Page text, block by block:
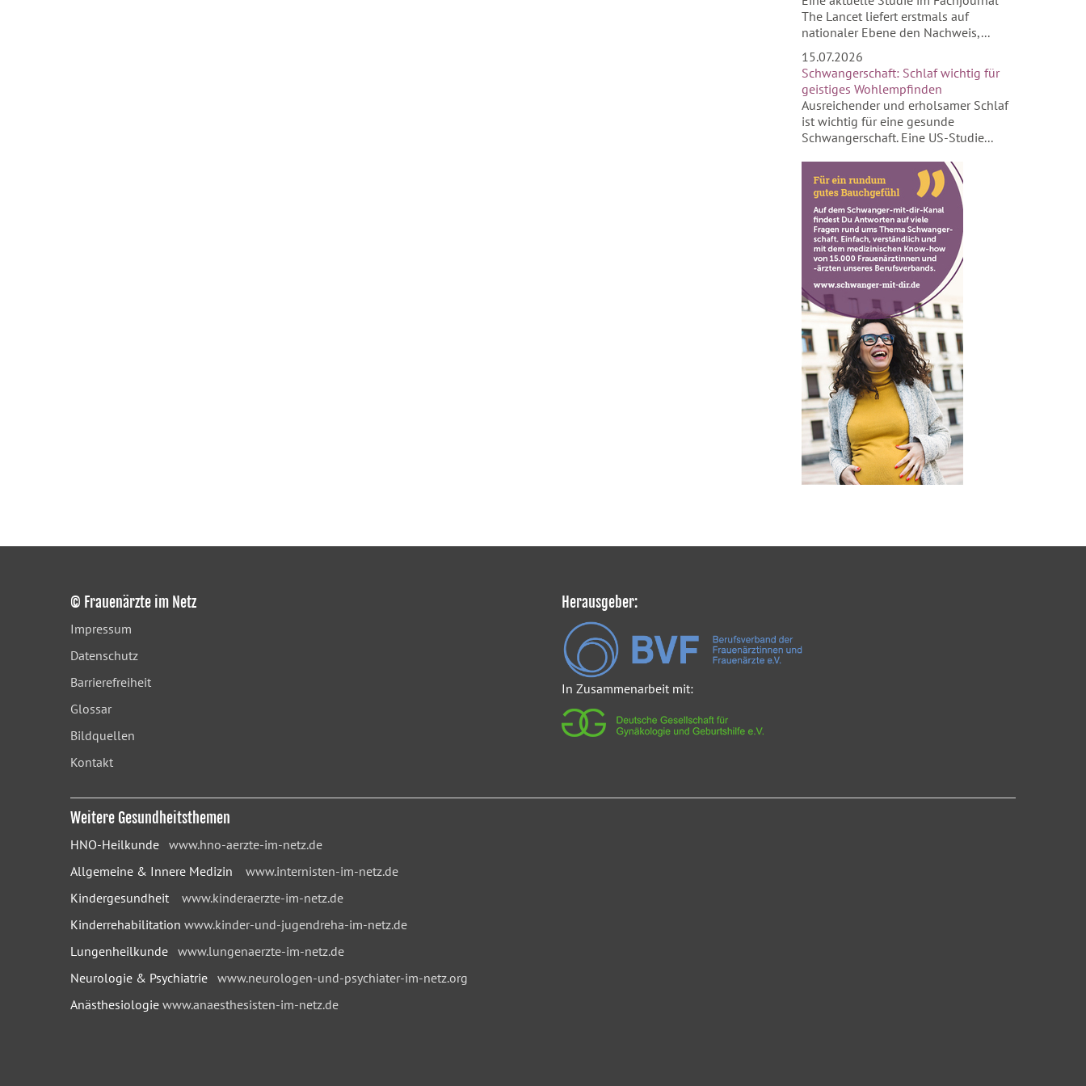
The Lancet liefert erstmals auf
nationaler Ebene den Nachweis,...
15.07.2026
Schwangerschaft: Schlaf wichtig für
geistiges Wohlempfinden
Ausreichender und erholsamer Schlaf
ist wichtig für eine gesunde
Schwangerschaft. Eine US-Studie...
© Frauenärzte im Netz
Impressum
Datenschutz
Barrierefreiheit
Glossar
Bildquellen
Kontakt
Herausgeber:
In Zusammenarbeit mit:
Weitere Gesundheitsthemen
HNO-Heilkunde www.hno-aerzte-im-netz.de
Allgemeine & Innere Medizin www.internisten-im-netz.de
Kindergesundheit www.kinderaerzte-im-netz.de
Kinderrehabilitation www.kinder-und-jugendreha-im-netz.de
Lungenheilkunde www.lungenaerzte-im-netz.de
Neurologie & Psychiatrie www.neurologen-und-psychiater-im-netz.org
Anästhesiologie www.anaesthesisten-im-netz.de